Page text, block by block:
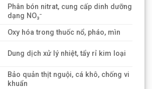
Phân bón nitrat, cung cấp dinh dưỡng
dạng NO₃⁻
Oxy hóa trong thuốc nổ, pháo, mìn
Dung dịch xử lý nhiệt, tẩy rỉ kim loại
Bảo quản thịt nguội, cá khô, chống vi
khuẩn